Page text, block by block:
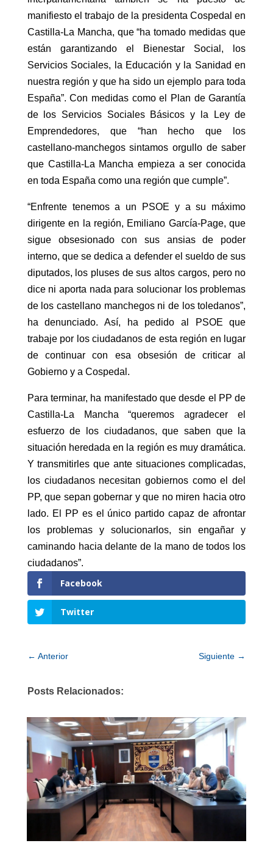
manifiesto el trabajo de la presidenta Cospedal en
Castilla-La Mancha, que “ha tomado medidas que
están garantizando el Bienestar Social, los
Servicios Sociales, la Educación y la Sanidad en
nuestra región y que ha sido un ejemplo para toda
España”. Con medidas como el Plan de Garantía
de los Servicios Sociales Básicos y la Ley de
Emprendedores, que “han hecho que los
castellano-manchegos sintamos orgullo de saber
que Castilla-La Mancha empieza a ser conocida
en toda España como una región que cumple”.
“Enfrente tenemos a un PSOE y a su máximo
dirigente en la región, Emiliano García-Page, que
sigue obsesionado con sus ansias de poder
interno, que se dedica a defender el sueldo de sus
diputados, los pluses de sus altos cargos, pero no
dice ni aporta nada para solucionar los problemas
de los castellano manchegos ni de los toledanos”,
ha denunciado. Así, ha pedido al PSOE que
trabaje por los ciudadanos de esta región en lugar
de continuar con esa obsesión de criticar al
Gobierno y a Cospedal.
Para terminar, ha manifestado que desde el PP de
Castilla-La Mancha “queremos agradecer el
esfuerzo de los ciudadanos, que saben que la
situación heredada en la región es muy dramática.
Y transmitirles que ante situaciones complicadas,
los ciudadanos necesitan gobiernos como el del
PP, que sepan gobernar y que no miren hacia otro
lado. El PP es el único partido capaz de afrontar
los problemas y solucionarlos, sin engañar y
caminando hacia delante de la mano de todos los
ciudadanos”.
Facebook
Twitter
← Anterior Siguiente →
Posts Relacionados: